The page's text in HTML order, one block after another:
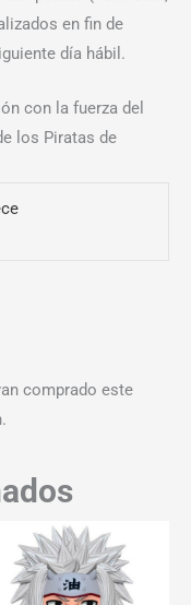
en fin de
día hábil.
con la fuerza del
los Piratas de
comprado este